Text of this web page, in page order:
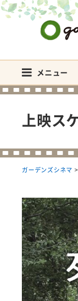
メニュー
上映ス
ガーデンズシネマ